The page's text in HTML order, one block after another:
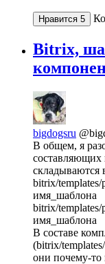
Нравится 5
Bitrix,
bigdogsru
В общем, я
составляющих
складываются
bitrix/
имя_шаблона
bitrix/
имя_шаблона
В составе
(bitrix/
они почему-то